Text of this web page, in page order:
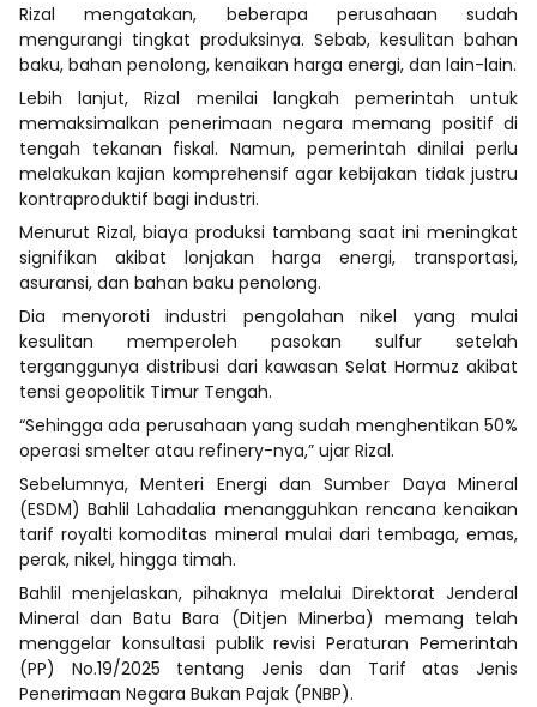
Rizal mengatakan, beberapa perusahaan sudah
mengurangi tingkat produksinya. Sebab, kesulitan bahan
baku, bahan penolong, kenaikan harga energi, dan lain-lain.
Lebih lanjut, Rizal menilai langkah pemerintah untuk
memaksimalkan penerimaan negara memang positif di
tengah tekanan fiskal. Namun, pemerintah dinilai perlu
melakukan kajian komprehensif agar kebijakan tidak justru
kontraproduktif bagi industri.
Menurut Rizal, biaya produksi tambang saat ini meningkat
signifikan akibat lonjakan harga energi, transportasi,
asuransi, dan bahan baku penolong.
Dia menyoroti industri pengolahan nikel yang mulai
kesulitan memperoleh pasokan sulfur setelah
terganggunya distribusi dari kawasan Selat Hormuz akibat
tensi geopolitik Timur Tengah.
“Sehingga ada perusahaan yang sudah menghentikan 50%
operasi smelter atau refinery-nya,” ujar Rizal.
Sebelumnya, Menteri Energi dan Sumber Daya Mineral
(ESDM) Bahlil Lahadalia menangguhkan rencana kenaikan
tarif royalti komoditas mineral mulai dari tembaga, emas,
perak, nikel, hingga timah.
Bahlil menjelaskan, pihaknya melalui Direktorat Jenderal
Mineral dan Batu Bara (Ditjen Minerba) memang telah
menggelar konsultasi publik revisi Peraturan Pemerintah
(PP) No.19/2025 tentang Jenis dan Tarif atas Jenis
Penerimaan Negara Bukan Pajak (PNBP).